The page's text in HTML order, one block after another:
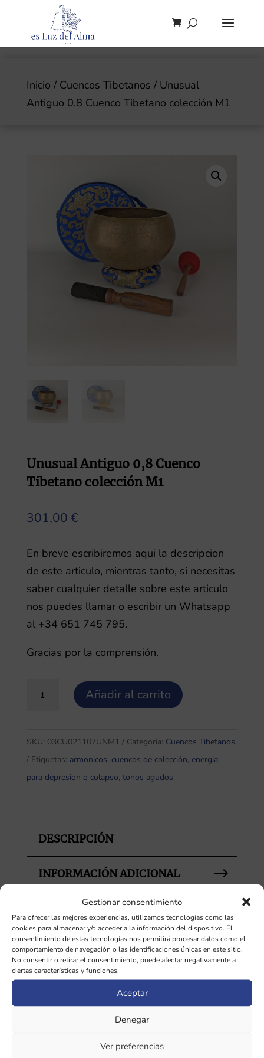
Gestionar consentimiento
Para ofrecer las mejores experiencias, utilizamos tecnologías como las
cookies para almacenar y/o acceder a la información del dispositivo. El
consentimiento de estas tecnologías nos permitirá procesar datos como el
comportamiento de navegación o las identificaciones únicas en este sitio.
No consentir o retirar el consentimiento, puede afectar negativamente a
ciertas características y funciones.
Aceptar
Denegar
Ver preferencias
Inicio / Cuencos Tibetanos / Unusual
Antiguo 0,8 Cuenco Tibetano colección M1
Unusual Antiguo 0,8 Cuenco
Tibetano colección M1
301,00 €
En breve escribiremos aqui la descripcion
de este articulo, mientras tanto, si necesitas
saber cualquier detalle sobre este articulo
nos puedes llamar o escribir un Whatsapp
al +34 651 745 795.
Gracias por la comprensión.
Cuenco
Tibetano
colección
Añadir al carrito
SKU: 03CU021107UNM1 Categoría: Cuencos Tibetanos
Etiquetas: armonicos, cuencos de colección, energia,
para depresion o colapso, tonos agudos
DESCRIPCIÓN
INFORMACIÓN ADICIONAL
Productos relacionados
¡Oferta!